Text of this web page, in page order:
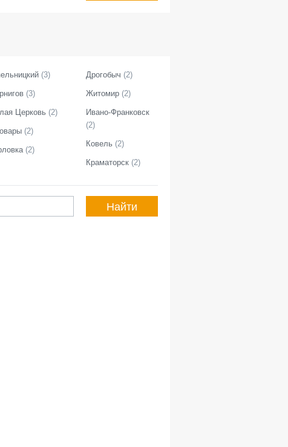
(3)
(3)
Церковь (2)
(2)
(2)
Дрогобыч (2)
Житомир (2)
Ивано-Франковск
(2)
Ковель (2)
Краматорск (2)
Найти